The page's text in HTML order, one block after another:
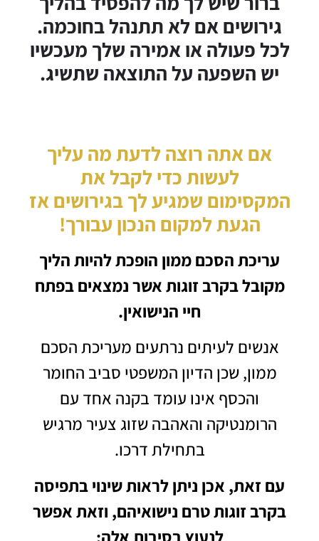
גירושים אם לא תתנהל בחוכמה.
לכל פעולה או אמירה שלך מעכשיו
יש השפעה על התוצאה שתשיג.
אם אתה רוצה לדעת מה עליך
לעשות כדי לקבל את
המקסימום שמגיע לך בגירושיםאז
הגעת למקום הנכון עבורך!
עריכתהסכם ממון הופכת להיות הליך
מקובל בקרב זוגות אשר נמצאים בפתח
חיי הנישואין.
אנשים לעיתים נרתעים מעריכת הסכם
ממון, שכן הדיון המשפטי סביב החומר
והכסף אינו עומד בקנה אחד עם
הרומנטיקה והאהבה שזוג צעיר מרגיש
בתחילת דרכו.
עם זאת, אכן ניתן לראות שינוי בתפיסה
בקרב זוגות טרם נישואיהם, וזאת אפשר